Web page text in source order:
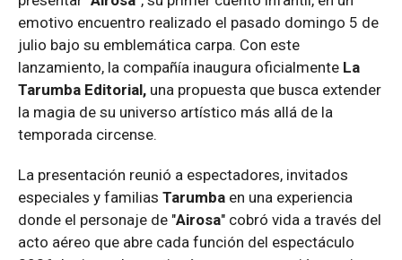
emotivo encuentro realizado el pasado domingo 5 de
julio bajo su emblemática carpa. Con este
lanzamiento, la compañía inaugura oficialmente La
Tarumba Editorial, una propuesta que busca extender
la magia de su universo artístico más allá de la
temporada circense.
La presentación reunió a espectadores, invitados
especiales y familias Tarumba en una experiencia
donde el personaje de "Airosa" cobró vida a través del
acto aéreo que abre cada función del espectáculo